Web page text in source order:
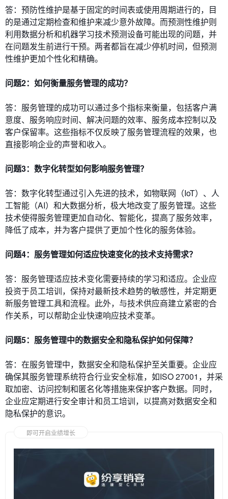
答：预防性维护是基于固定的时间表或使用周期进行的，目
的是通过定期检查和维护来减少意外故障。而预测性维护则
利用数据分析和机器学习技术预测设备可能出现的问题，并
在问题发生前进行干预。两者都旨在减少停机时间，但预测
性维护更加个性化和精确。
问题2：如何衡量服务管理的成功？
答：服务管理的成功可以通过多个指标来衡量，包括客户满
意度、服务响应时间、解决问题的效率、服务成本控制以及
客户保留率。这些指标不仅反映了服务管理流程的效果，也
直接影响企业的声誉和收入。
问题3：数字化转型如何影响服务管理？
答：数字化转型通过引入先进的技术，如物联网（IoT）、人
工智能（AI）和大数据分析，极大地改变了服务管理。这些
技术使得服务管理更加自动化、智能化，提高了服务效率，
降低了成本，并为客户提供了更加个性化的服务体验。
问题4：服务管理如何适应快速变化的技术支持需求？
答：服务管理适应技术变化需要持续的学习和适应。企业应
投资于员工培训，保持对最新技术趋势的敏感性，并定期更
新服务管理工具和流程。此外，与技术供应商建立紧密的合
作关系，可以帮助企业快速响应技术变革。
问题5：服务管理中的数据安全和隐私保护如何保障？
答：在服务管理中，数据安全和隐私保护至关重要。企业应
确保其服务管理系统符合行业安全标准，如ISO 27001，并采
取加密、访问控制和匿名化等措施来保护客户数据。同时，
企业应定期进行安全审计和员工培训，以提高对数据安全和
隐私保护的意识。
即可开启业绩增长